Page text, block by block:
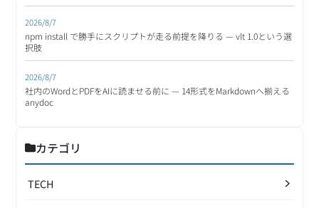
2026/8/7
npm install で勝手にスクリプトが走る前提を降りる — vlt 1.0という選
択肢
2026/8/7
社内のWordとPDFをAIに読ませる前に — 14形式をMarkdownへ揃える
anydoc
カテゴリ
TECH